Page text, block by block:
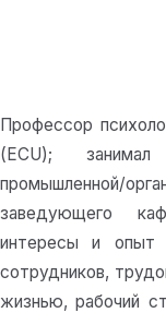
Профессор
(ECU);
промышленной/
заведующего
интересы и опыт
сотрудников,
жизнью, рабочий